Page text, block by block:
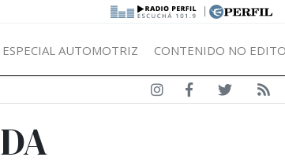
|
ESPECIAL AUTOMOTRIZ CONTENIDO NO